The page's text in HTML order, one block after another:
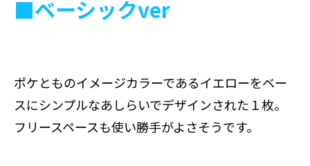
■ベーシックver
ポケとものイメージカラーであるイエローをベー
スにシンプルなあしらいでデザインされた１枚。
フリースペースも使い勝手がよさそうです。